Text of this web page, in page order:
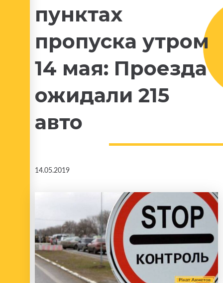
пунктах
пропуска утром
14 мая: Проезда
ожидали 215
авто
14.05.2019